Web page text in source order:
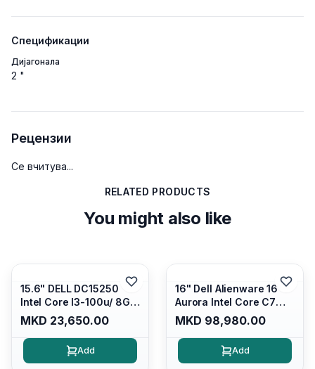
Спецификации
Дијагонала
2 "
Рецензии
Се вчитува...
RELATED PRODUCTS
You might also like
15.6" DELL DC15250
Intel Core I3-100u/ 8GB
DDR4/ 512GB SSD M.2/
Iris Xe Graphics/ 120Hz
Anti-glare LED Display/
Backlit Kb/ Platinum
MKD 23,650.00
Add
16" Dell Alienware 16
Aurora Intel Core C7
240H /16GB RAM DDR5
5600mhz/ 1TB SSD M.2
Nvme/rtx4050 6GB/
Wqxga(2560x1600)
MKD 98,980.00
Add